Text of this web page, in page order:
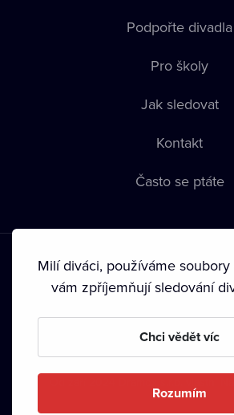
Podpořte divadla
Pro školy
Jak sledovat
Kontakt
Často se ptáte
Podmínky používání • Ochrana soukromí
• Autorská práva•
Milí diváci, používáme
vám zpříjemňují sledování
Chci vědět víc
Rozumím